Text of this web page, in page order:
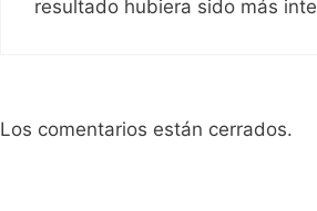
resultado hubiera sido más
Los comentarios están cerrados.